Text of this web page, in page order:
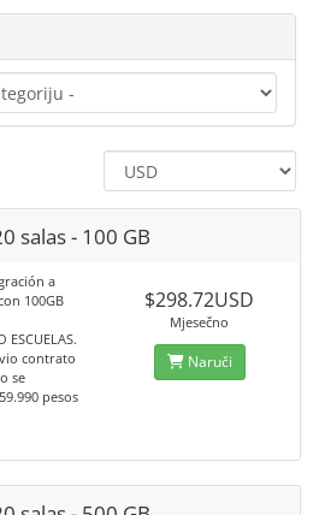
salas - 100 GB
a
100GB
ESCUELAS.
contrato
se
pesos
$298.72USD
Mjesečno
Naruči